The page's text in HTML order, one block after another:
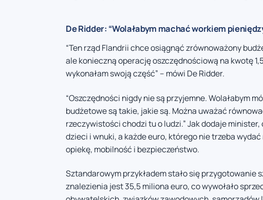
De Ridder: “Wolałabym machać workiem
“Ten rząd Flandrii chce osiągnąć zrównoważony
ale konieczną operację oszczędnościową na kwotę
wykonałam swoją część” – mówi De Ridder.
“Oszczędności nigdy nie są przyjemne. Wolałabym
budżetowe są takie, jakie są. Można uważać
rzeczywistości chodzi tu o ludzi.” Jak dodaje
dzieci i wnuki, a każde euro, którego nie trzeba
opiekę, mobilność i bezpieczeństwo.
Sztandarowym przykładem stało się przygotowanie
znalezienia jest 35,5 miliona euro, co wywołało